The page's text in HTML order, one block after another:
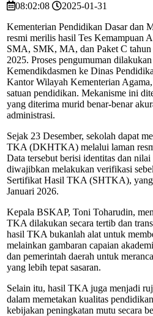
08:02:08
2025-01-31
Kementerian Pendidikan Dasar dan
resmi merilis hasil Tes Kemampuan
SMA, SMK, MA, dan Paket C tahun
2025. Proses pengumuman
Kemendikdasmen ke Dinas
Kantor Wilayah Kementerian
satuan pendidikan. Mekanisme ini
yang diterima murid benar-benar
administrasi.
Sejak 23 Desember, sekolah dapat
TKA (DKHTKA) melalui laman
Data tersebut berisi identitas dan nilai
diwajibkan melakukan verifikasi
Sertifikat Hasil TKA (SHTKA),
Januari 2026.
Kepala BSKAP, Toni Toharudin,
TKA dilakukan secara tertib dan
hasil TKA bukanlah alat untuk
melainkan gambaran capaian
dan pemerintah daerah untuk
yang lebih tepat sasaran.
Selain itu, hasil TKA juga menjadi
dalam memetakan kualitas
kebijakan peningkatan mutu secara